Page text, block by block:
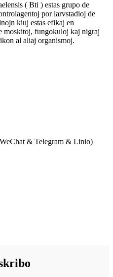
( Bti ) estas grupo de
por larvstadioj de
kiuj estas efikaj en
moskitoj, fungokuloj kaj nigraj
al aliaj organismoj.
& Telegram & Linio)